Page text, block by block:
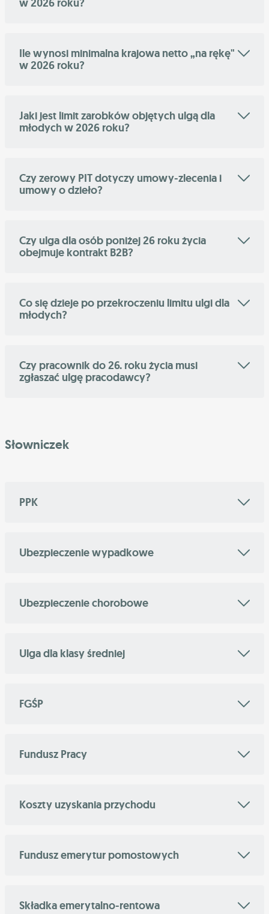
w 2026 roku?
Ile wynosi minimalna krajowa netto „na rękę"
w 2026 roku?
Jaki jest limit zarobków objętych ulgą dla
młodych w 2026 roku?
Czy zerowy PIT dotyczy umowy-zlecenia i
umowy o dzieło?
Czy ulga dla osób poniżej 26 roku życia
obejmuje kontrakt B2B?
Co się dzieje po przekroczeniu limitu ulgi dla
młodych?
Czy pracownik do 26. roku życia musi
zgłaszać ulgę pracodawcy?
Słowniczek
PPK
Ubezpieczenie wypadkowe
Ubezpieczenie chorobowe
Ulga dla klasy średniej
FGŚP
Fundusz Pracy
Koszty uzyskania przychodu
Fundusz emerytur pomostowych
Składka emerytalno-rentowa